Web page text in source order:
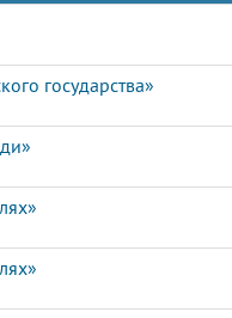
государства»